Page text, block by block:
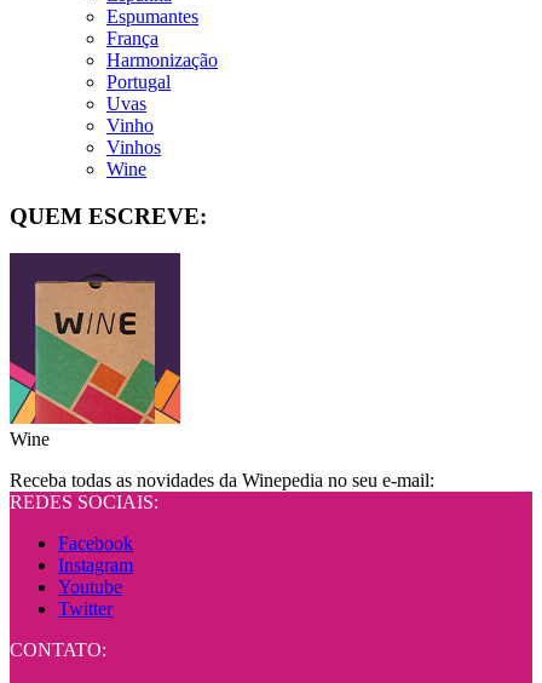
Espumantes
França
Harmonização
Portugal
Uvas
Vinho
Vinhos
Wine
QUEM ESCREVE:
Wine
Receba todas as novidades da Winepedia no seu e-mail:
REDES SOCIAIS:
Facebook
Instagram
Youtube
Twitter
CONTATO: